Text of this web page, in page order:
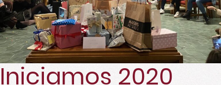
Iniciamos 2020